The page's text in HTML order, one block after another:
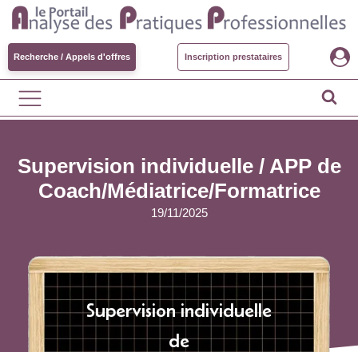
Recherche / Appels d'offres Inscription prestataires
Supervision individuelle / APP de
Coach/Médiatrice/Formatrice
19/11/2025
Supervision individuelle
de